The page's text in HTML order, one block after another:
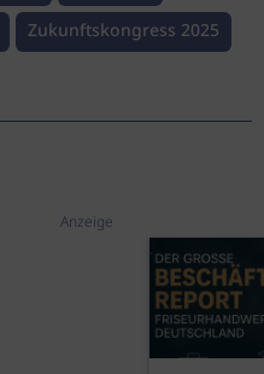
Zukunftskongress 2025
Anzeige